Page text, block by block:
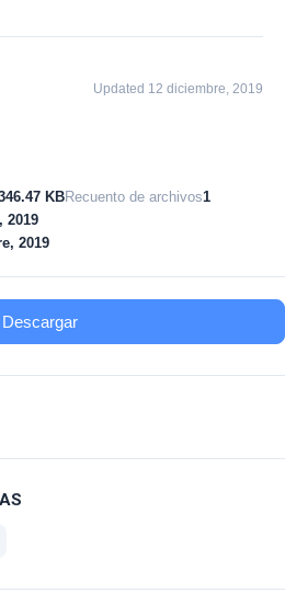
Updated 12 diciembre, 2019
KBRecuento de archivos1
2019
2019
Descargar